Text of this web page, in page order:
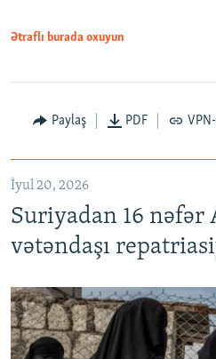
Auto
Ətraflı burada oxuyun
Paylaş PDF
İyul 20, 2026
Suriyadan 16 nəfər
vətəndaşı